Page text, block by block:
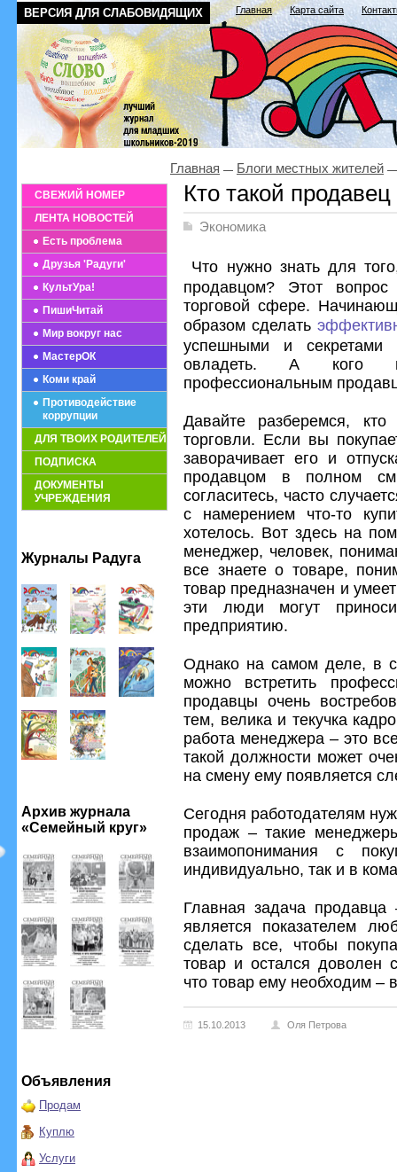
ВЕРСИЯ ДЛЯ СЛАБОВИДЯЩИХ Главная Карта сайта
СВЕЖИЙ НОМЕР
ЛЕНТА НОВОСТЕЙ
Есть проблема
Друзья 'Радуги'
КультУра!
ПишиЧитай
Мир вокруг нас
МастерОК
Коми край
Противодействие
коррупции
ДЛЯ ТВОИХ РОДИТЕЛЕЙ
ПОДПИСКА
ДОКУМЕНТЫ
УЧРЕЖДЕНИЯ
Журналы Радуга
Архив журнала
«Семейный круг»
Объявления
Продам
Куплю
Услуги
Главная Блоги местных жителей
Кто такой продавец
Экономика
Что нужно знать для
продавцом? Этот
торговой сфере.
образом сделать
успешными и секретами
овладеть. А кого
профессиональным
Давайте разберемся,
торговли. Если вы
заворачивает его и
продавцом в полном
согласитесь, часто
с намерением что-то
хотелось. Вот здесь на
менеджер, человек,
все знаете о товаре,
товар предназначен и
эти люди могут
предприятию.
Однако на самом деле, в
можно встретить
продавцы очень
тем, велика и текучка
работа менеджера – это
такой должности может
на смену ему появляется
Сегодня работодателям
продаж – такие
взаимопонимания с
индивидуально, так и в
Главная задача
является показателем
сделать все, чтобы
товар и остался доволен
что товар ему необходим –
15.10.2013 Оля Петрова